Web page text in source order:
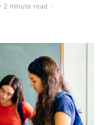
2 minute read